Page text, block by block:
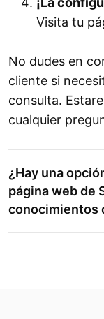
Visita tu
No dudes en
cliente si
consulta.
cualquier
¿Hay una
página web de
conocimientos